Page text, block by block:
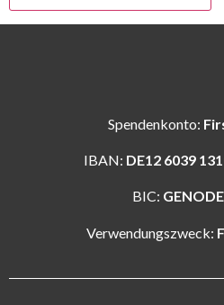
Spendenkonto:
IBAN: DE12 6039
BIC:
Verwendungszweck: